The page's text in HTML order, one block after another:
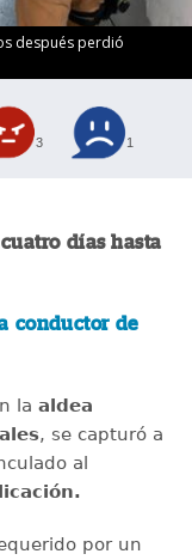
después perdió
3 1
días hasta
conductor de
la aldea
, se capturó a
al
por un